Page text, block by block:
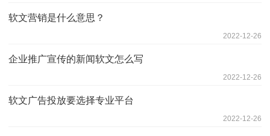
软文营销是什么意思？
2022-12-26
企业推广宣传的新闻软文怎么写
2022-12-26
软文广告投放要选择专业平台
2022-12-26